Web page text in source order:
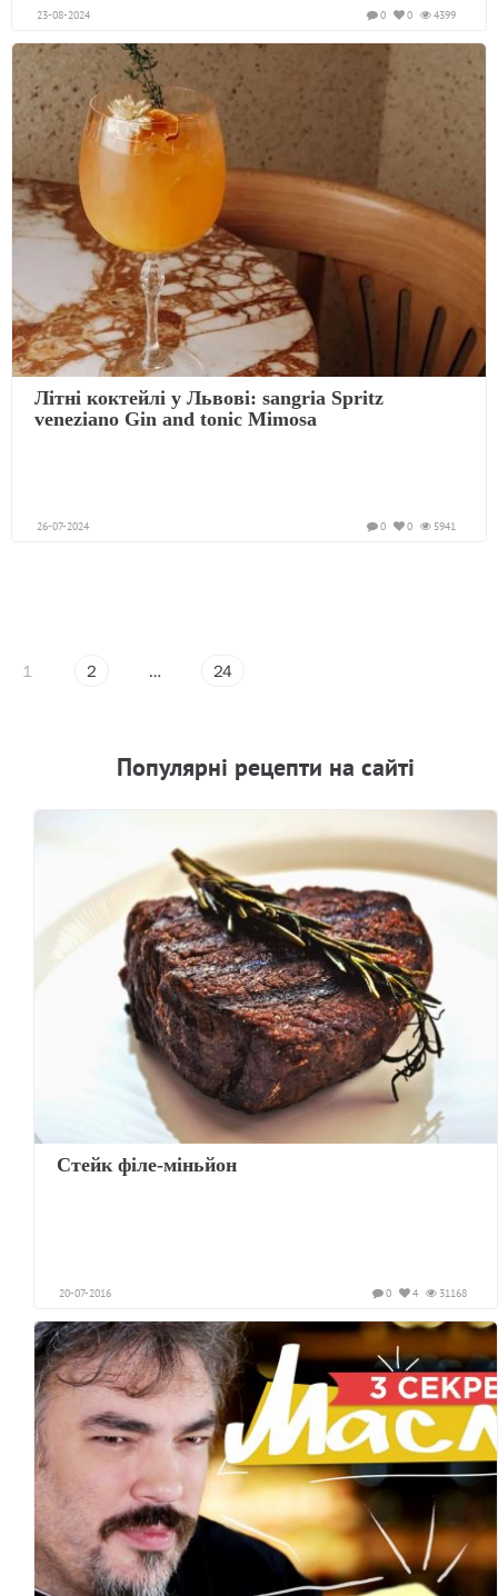
23-08-2024 4399
0
0
Літні коктейлі у Львові: sangria Spritz
veneziano Gin and tonic Mimosa
26-07-2024 5941
0
0
1 2 … 24
Популярнi рецепти на сайтi
Стейк філе-міньйон
20-07-2016 31168
4
0